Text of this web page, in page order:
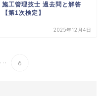
施工管理技士 過去問と解答
【第1次検定】
2025年12月4日
... 6